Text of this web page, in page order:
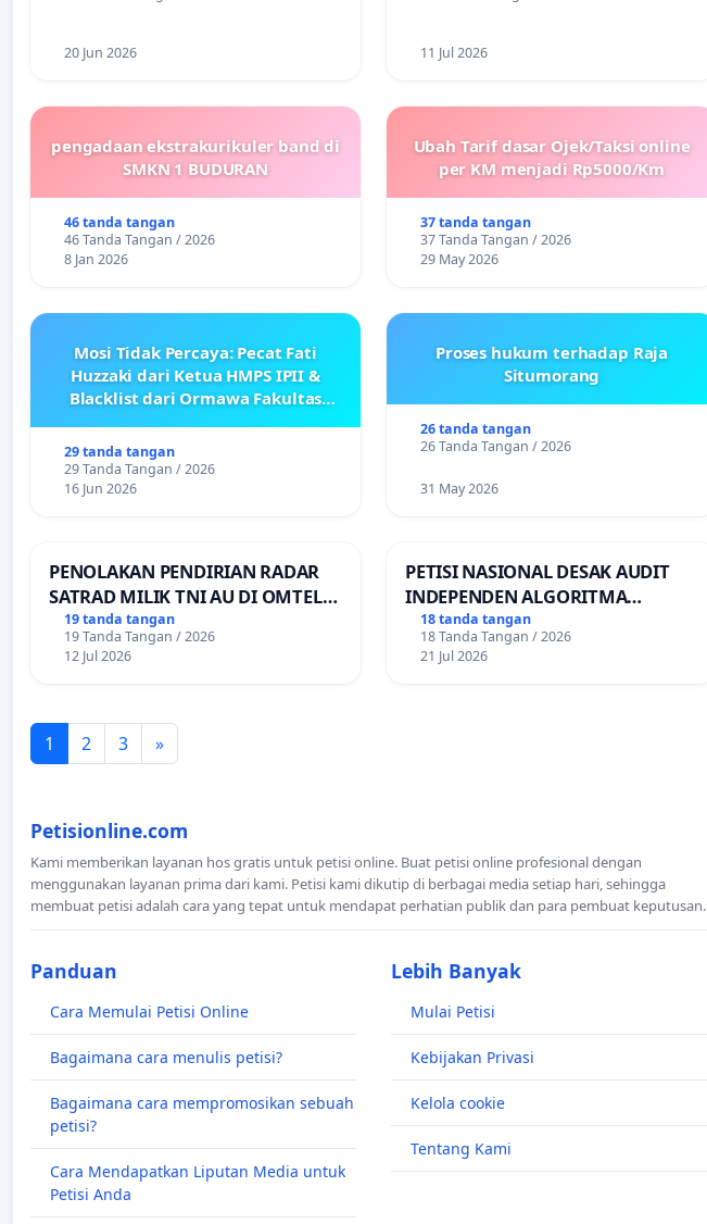
20 Jun 2026 11 Jul 2026
pengadaan ekstrakurikuler band di
SMKN 1 BUDURAN
46 tanda tangan
46 Tanda Tangan / 2026
8 Jan 2026
Ubah Tarif dasar Ojek/Taksi online
per KM menjadi Rp5000/Km
37 tanda tangan
37 Tanda Tangan / 2026
29 May 2026
Mosi Tidak Percaya: Pecat Fati
Huzzaki dari Ketua HMPS IPII &
Blacklist dari Ormawa Fakultas
29 tanda tangan
29 Tanda Tangan / 2026
16 Jun 2026
Proses hukum terhadap Raja
Situmorang
26 tanda tangan
26 Tanda Tangan / 2026
31 May 2026
PENOLAKAN PENDIRIAN RADAR
SATRAD MILIK TNI AU DI OMTEL
KECAMATAN ALOR BARAT LAUT,
KABUPATEN ALOR
19 tanda tangan
19 Tanda Tangan / 2026
12 Jul 2026
PETISI NASIONAL DESAK AUDIT
INDEPENDEN ALGORITMA
PEMBAGIAN ORDER
TRANSPORTASI ONLINE
18 tanda tangan
18 Tanda Tangan / 2026
21 Jul 2026
1 2 3 »
Petisionline.com
Kami memberikan layanan hos gratis untuk petisi online. Buat petisi online profesional dengan
menggunakan layanan prima dari kami. Petisi kami dikutip di berbagai media setiap hari, sehingga
membuat petisi adalah cara yang tepat untuk mendapat perhatian publik dan para pembuat keputusan.
Panduan
Cara Memulai Petisi Online
Bagaimana cara menulis petisi?
Bagaimana cara mempromosikan sebuah
petisi?
Cara Mendapatkan Liputan Media untuk
Petisi Anda
Lebih Banyak
Mulai Petisi
Kebijakan Privasi
Kelola cookie
Tentang Kami